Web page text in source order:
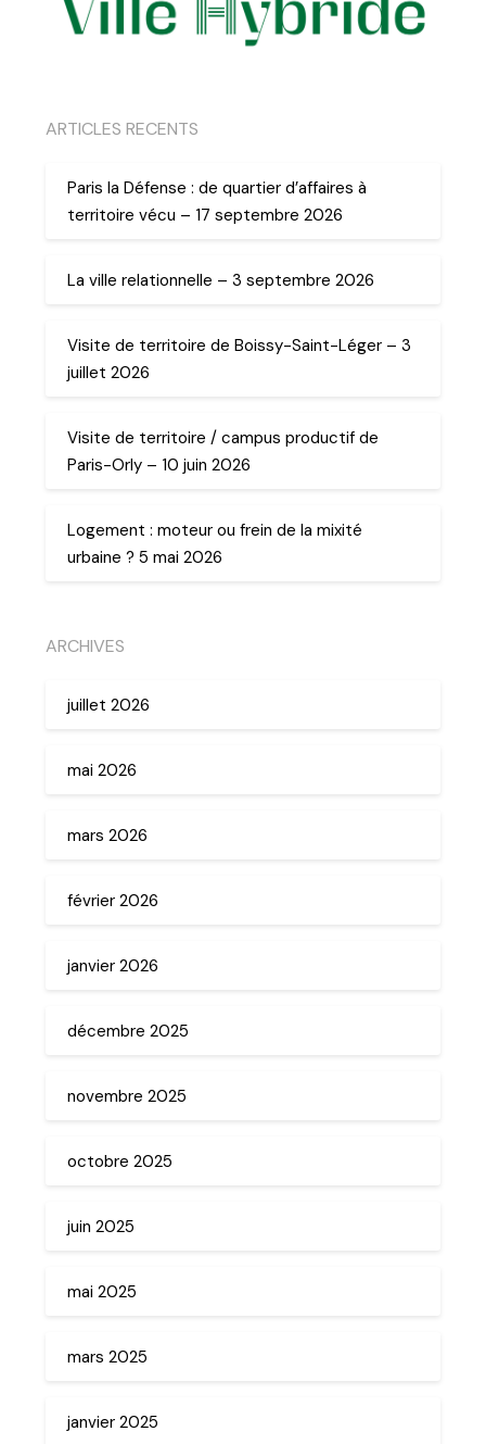
ARTICLES RECENTS
Paris la Défense : de quartier d’affaires à
territoire vécu – 17 septembre 2026
La ville relationnelle – 3 septembre 2026
Visite de territoire de Boissy-Saint-Léger – 3
juillet 2026
Visite de territoire / campus productif de
Paris-Orly – 10 juin 2026
Logement : moteur ou frein de la mixité
urbaine ? 5 mai 2026
ARCHIVES
juillet 2026
mai 2026
mars 2026
février 2026
janvier 2026
décembre 2025
novembre 2025
octobre 2025
juin 2025
mai 2025
mars 2025
janvier 2025